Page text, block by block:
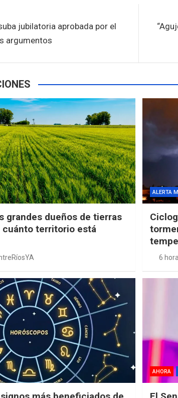
jubilatoria aprobada por el
argumentos
grandes dueños de tierras
cuánto territorio está
ALERTA
6
AHORA